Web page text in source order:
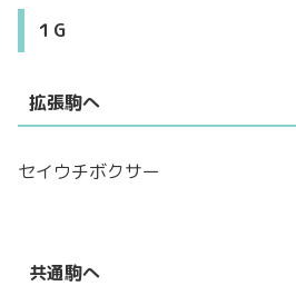
１G
拡張駒へ
セイウチボクサー
共通駒へ